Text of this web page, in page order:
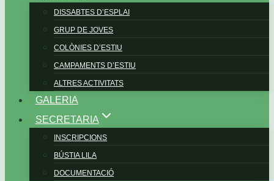
DISSABTES D’ESPLAI
GRUP DE JOVES
COLÒNIES D’ESTIU
CAMPAMENTS D’ESTIU
ALTRES ACTIVITATS
GALERIA
SECRETARIA
INSCRIPCIONS
BÚSTIA LILA
DOCUMENTACIÓ